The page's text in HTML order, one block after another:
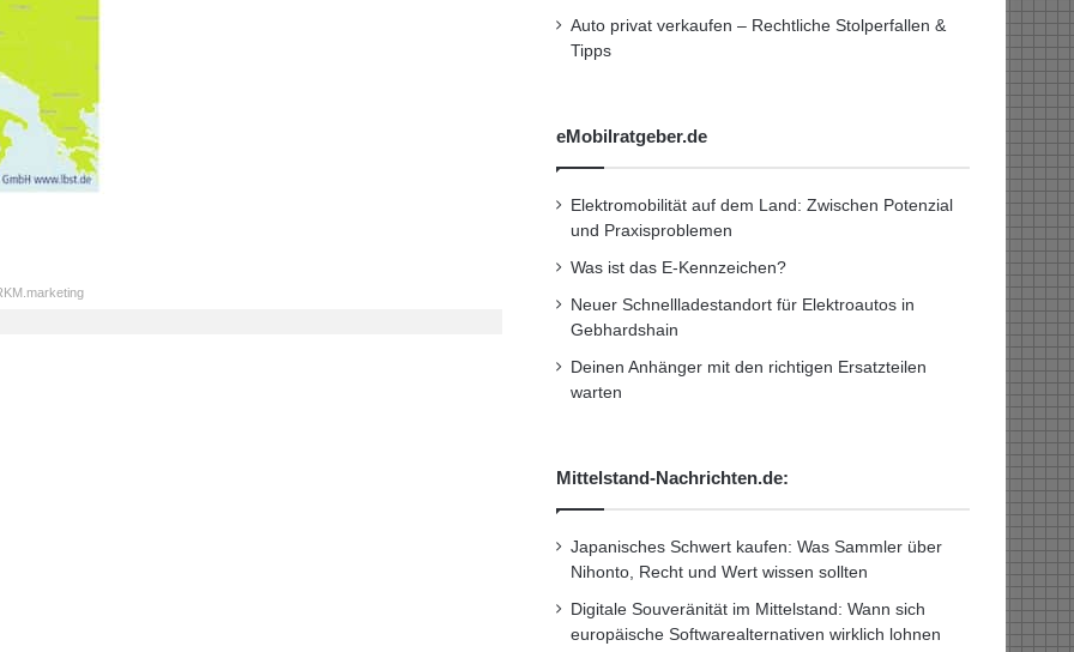
Auto privat verkaufen – Rechtliche Stolperfallen &
Tipps
eMobilratgeber.de
Elektromobilität auf dem Land: Zwischen Potenzial
und Praxisproblemen
Was ist das E-Kennzeichen?
Neuer Schnellladestandort für Elektroautos in
Gebhardshain
Deinen Anhänger mit den richtigen Ersatzteilen
warten
Mittelstand-Nachrichten.de:
Japanisches Schwert kaufen: Was Sammler über
Nihonto, Recht und Wert wissen sollten
Digitale Souveränität im Mittelstand: Wann sich
europäische Softwarealternativen wirklich lohnen